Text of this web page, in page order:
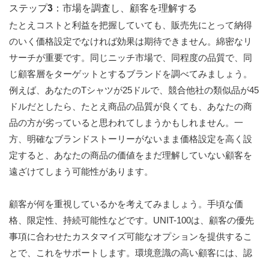
ステップ3：市場を調査し、顧客を理解する
たとえコストと利益を把握していても、販売先にとって納得
のいく価格設定でなければ効果は期待できません。綿密なリ
サーチが重要です。同じニッチ市場で、同程度の品質で、同
じ顧客層をターゲットとするブランドを調べてみましょう。
例えば、あなたのTシャツが25ドルで、競合他社の類似品が45
ドルだとしたら、たとえ商品の品質が良くても、あなたの商
品の方が劣っていると思われてしまうかもしれません。一
方、明確なブランドストーリーがないまま価格設定を高く設
定すると、あなたの商品の価値をまだ理解していない顧客を
遠ざけてしまう可能性があります。
顧客が何を重視しているかを考えてみましょう。手頃な価
格、限定性、持続可能性などです。UNIT-100は、顧客の優先
事項に合わせたカスタマイズ可能なオプションを提供するこ
とで、これをサポートします。環境意識の高い顧客には、認